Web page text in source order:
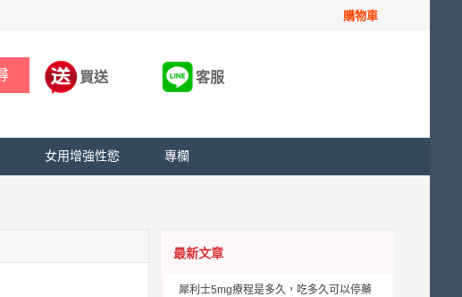
購物車
買送 客服
女用增強性慾 專欄
最新文章
犀利士5mg療程是多久，吃多久可以停藥